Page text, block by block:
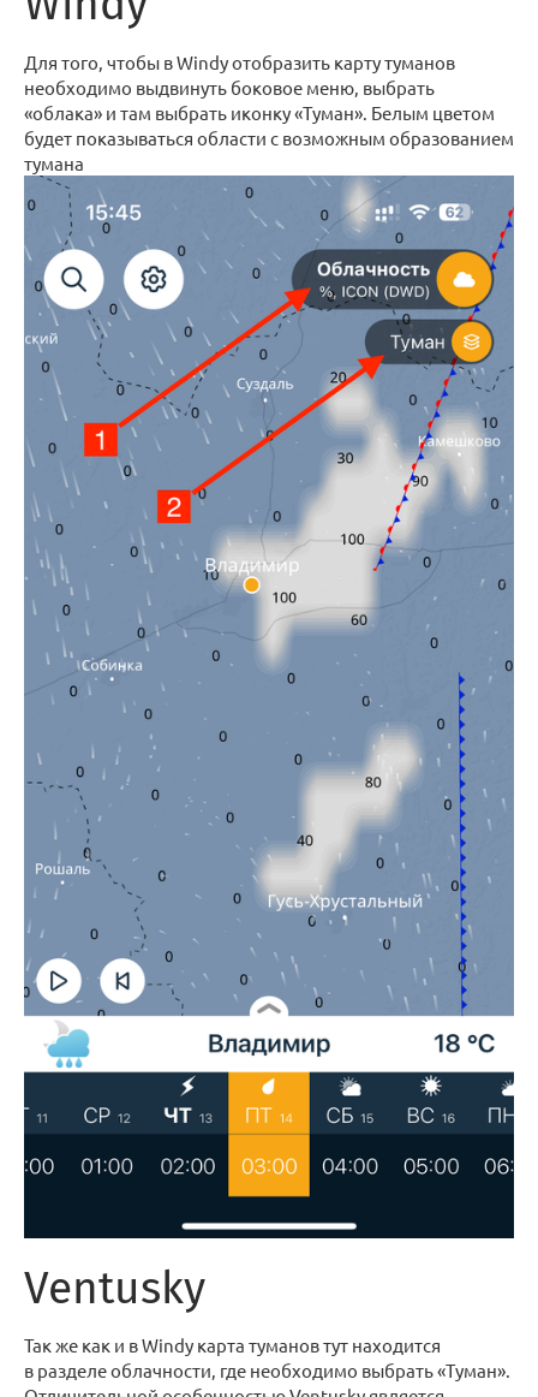
Для того, чтобы в Windy отобразить карту туманов
необходимо выдвинуть боковое меню, выбрать
«облака» и там выбрать иконку «Туман». Белым цветом
будет показываться области с возможным образованием
тумана
Ventusky
Так же как и в Windy карта туманов тут находится
в разделе облачности, где необходимо выбрать «Туман».